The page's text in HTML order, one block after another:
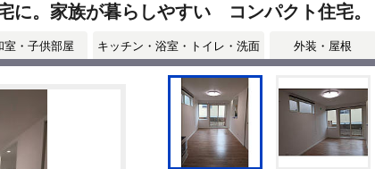
に。家族が暮らしやすい コンパクト住宅。
室・子供部屋 キッチン・浴室・トイレ・洗面 外装・屋根